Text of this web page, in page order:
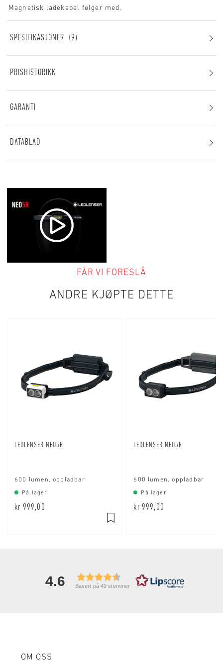
Magnetisk ladekabel følger med.
SPESIFIKASJONER 9
PRISHISTORIKK
GARANTI
DATABLAD
FÅR VI FORESLÅ
ANDRE KJØPTE DETTE
LEDLENSER NEO5R
600 lumen, oppladbar
På lager
kr 999,00
LEDLENSER NEO5R
600 lumen, oppladbar
På lager
kr 999,00
4.6 Basert på 49 stemmer
OM OSS